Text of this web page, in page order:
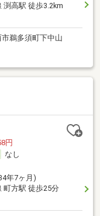
渕高駅 徒歩3.2km
鵜多須町下中山
円
なし
年7ヶ月)
町方駅 徒歩25分